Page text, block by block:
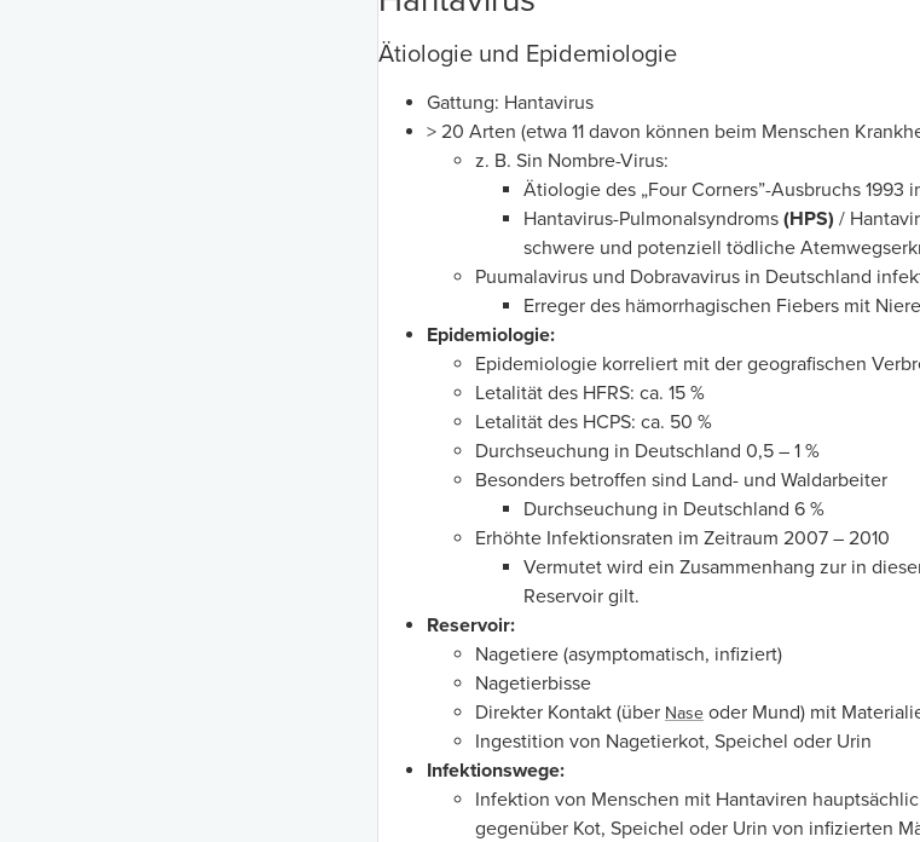
Ätiologie und Epidemiologie
Gattung: Hantavirus
> 20 Arten (etwa 11 davon können beim Menschen
z. B. Sin Nombre-Virus:
Ätiologie des „Four Corners”-Ausbruchs 1993
Hantavirus-Pulmonalsyndroms (HPS) /
schwere und potenziell tödliche
Puumalavirus und Dobravavirus in Deutschland
Erreger des hämorrhagischen Fiebers mit
Epidemiologie:
Epidemiologie korreliert mit der geografischen
Letalität des HFRS: ca. 15 %
Letalität des HCPS: ca. 50 %
Durchseuchung in Deutschland 0,5 – 1 %
Besonders betroffen sind Land- und Waldarbeiter
Durchseuchung in Deutschland 6 %
Erhöhte Infektionsraten im Zeitraum 2007 – 2010
Vermutet wird ein Zusammenhang zur in
Reservoir gilt.
Reservoir:
Nagetiere (asymptomatisch, infiziert)
Nagetierbisse
Direkter Kontakt (über Nase oder Mund) mit
Ingestition von Nagetierkot, Speichel oder Urin
Infektionswege:
Infektion von Menschen mit Hantaviren
gegenüber Kot, Speichel oder Urin von infizierten